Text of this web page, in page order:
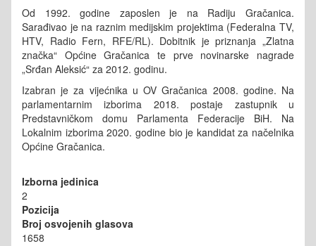
Od 1992. godine zaposlen je na Radiju Gračanica.
Sarađivao je na raznim medijskim projektima (Federalna TV,
HTV, Radio Fern, RFE/RL). Dobitnik je priznanja „Zlatna
značka“ Općine Gračanica te prve novinarske nagrade
„Srđan Aleksić“ za 2012. godinu.
Izabran je za vijećnika u OV Gračanica 2008. godine. Na
parlamentarnim izborima 2018. postaje zastupnik u
Predstavničkom domu Parlamenta Federacije BiH. Na
Lokalnim izborima 2020. godine bio je kandidat za načelnika
Općine Gračanica.
Izborna jedinica
2
Pozicija
Broj osvojenih glasova
1658